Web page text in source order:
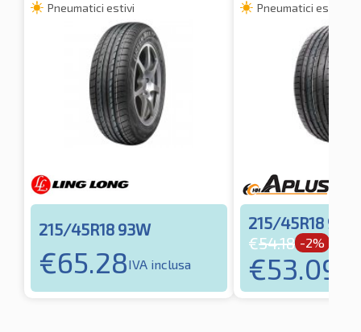
Pneumatici estivi
215/45R18 93W
€65.28IVA inclusa
Pneumatici estivi
215/45R18 93Y
€54.18 -2%
€53.09